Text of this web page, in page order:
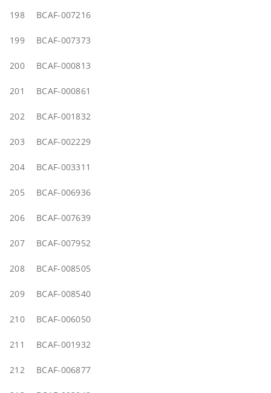
198 BCAF-007216
199 BCAF-007373
200 BCAF-000813
201 BCAF-000861
202 BCAF-001832
203 BCAF-002229
204 BCAF-003311
205 BCAF-006936
206 BCAF-007639
207 BCAF-007952
208 BCAF-008505
209 BCAF-008540
210 BCAF-006050
211 BCAF-001932
212 BCAF-006877